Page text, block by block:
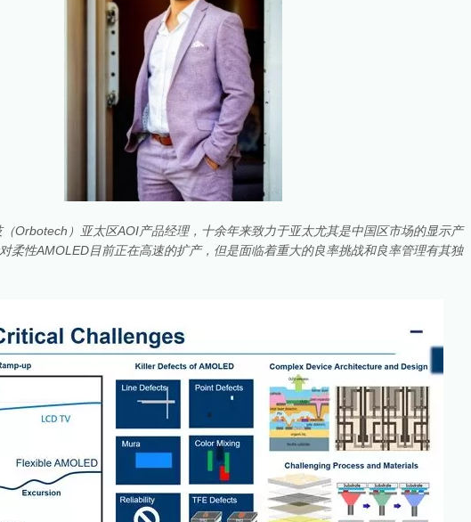
Orbotech）亚太区AOI产品经理，十余年来致力于亚太尤其是中国区市场的显示产
柔性AMOLED目前正在高速的扩产，但是面临着重大的良率挑战和良率管理有其独